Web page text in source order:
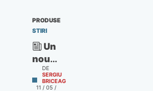
de
cifre
PRODUSE
STIRI
Un
nou
smartphone
3D:
DE
SERGIU
BRICEAG
11 / 05 /